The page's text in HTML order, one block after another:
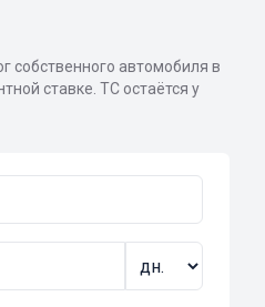
собственного автомобиля в
ставке. ТС остаётся у